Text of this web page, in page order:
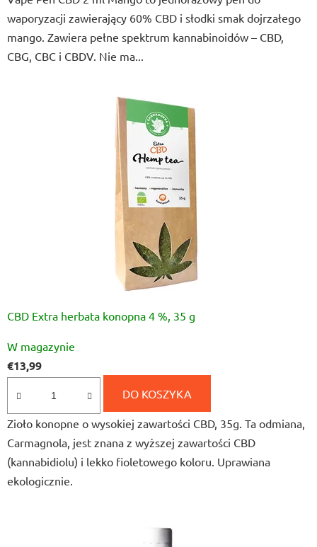
na
5
gwiazdek.
waporyzacji zawierający 60% CBD i słodki smak dojrzałego
mango. Zawiera pełne spektrum kannabinoidów – CBD,
CBG, CBC i CBDV. Nie ma...
CBD Extra herbata konopna 4 %, 35 g
ocena
produktu
wynosi
4,8
na
5
gwiazdek.
W magazynie
€13,99
DO KOSZYKA
Zioło konopne o wysokiej zawartości CBD, 35g. Ta odmiana,
Carmagnola, jest znana z wyższej zawartości CBD
(kannabidiolu) i lekko fioletowego koloru. Uprawiana
ekologicznie.